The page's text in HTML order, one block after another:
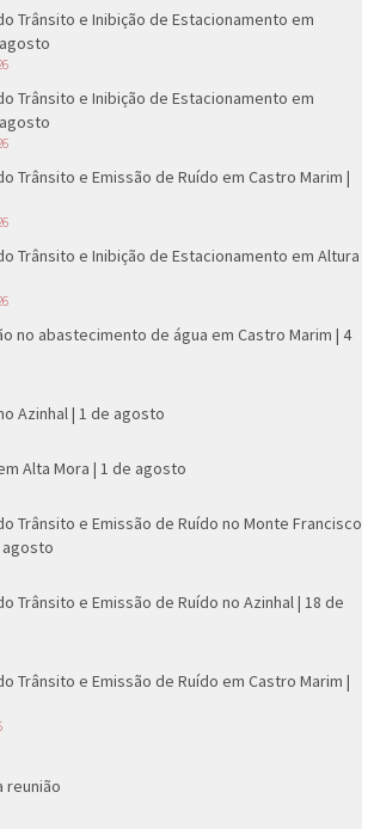
Trânsito e Inibição de Estacionamento em
Trânsito e Inibição de Estacionamento em
Trânsito e Emissão de Ruído em Castro Marim |
Trânsito e Inibição de Estacionamento em Altura
no abastecimento de água em Castro Marim | 4
Azinhal | 1 de agosto
Alta Mora | 1 de agosto
Trânsito e Emissão de Ruído no Monte Francisco
agosto
Trânsito e Emissão de Ruído no Azinhal | 18 de
Trânsito e Emissão de Ruído em Castro Marim |
reunião